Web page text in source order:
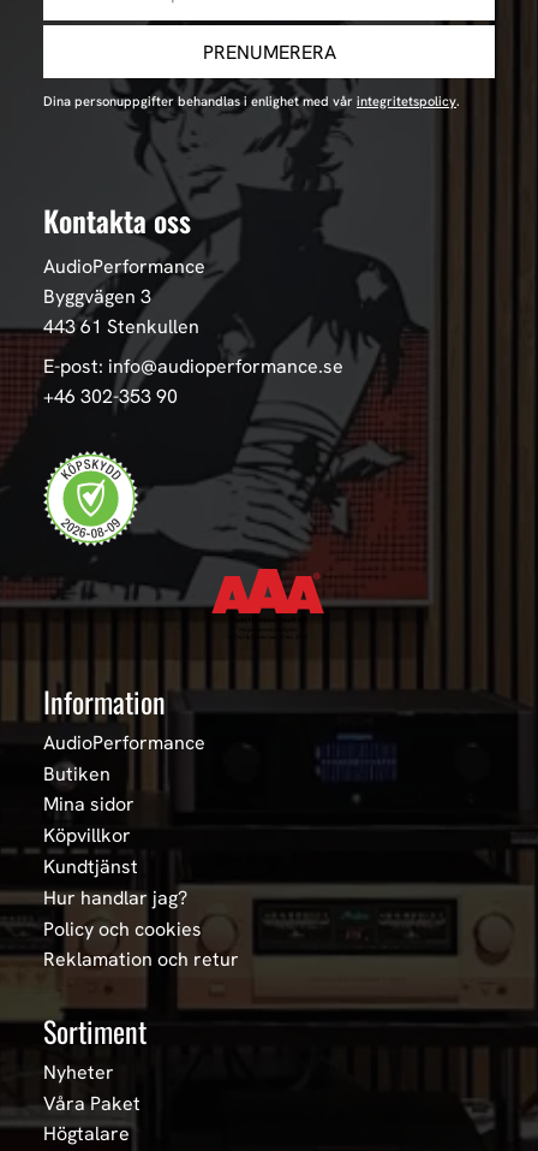
PRENUMERERA
Dina personuppgifter behandlas i enlighet med vår integritetspolicy.
Kontakta oss
AudioPerformance
Byggvägen 3
443 61 Stenkullen
E-post: info@audioperformance.se
+46 302-353 90
Information
AudioPerformance
Butiken
Mina sidor
Köpvillkor
Kundtjänst
Hur handlar jag?
Policy och cookies
Reklamation och retur
Sortiment
Nyheter
Våra Paket
Högtalare